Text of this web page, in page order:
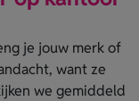
je jouw merk of
want ze
we gemiddeld